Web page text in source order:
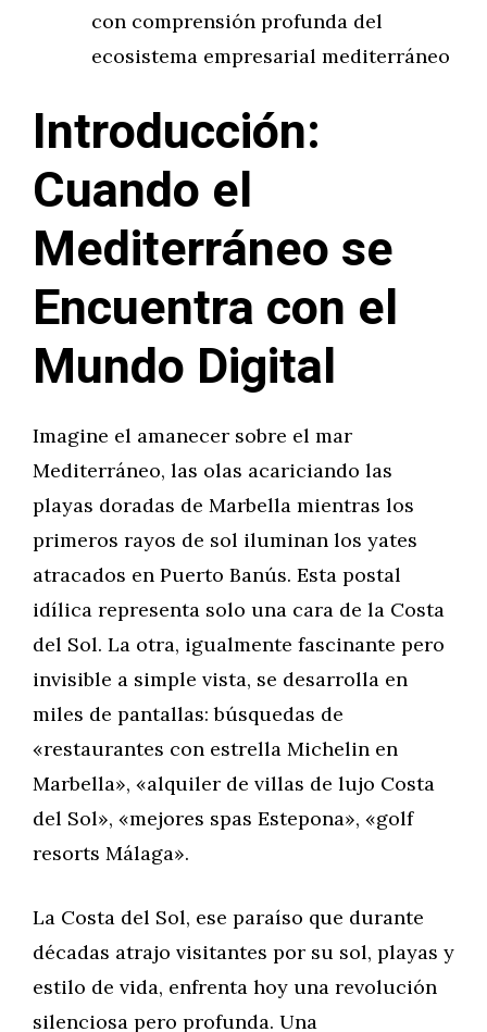
con comprensión profunda del
ecosistema empresarial mediterráneo
Introducción:
Cuando el
Mediterráneo se
Encuentra con el
Mundo Digital
Imagine el amanecer sobre el mar
Mediterráneo, las olas acariciando las
playas doradas de Marbella mientras los
primeros rayos de sol iluminan los yates
atracados en Puerto Banús. Esta postal
idílica representa solo una cara de la Costa
del Sol. La otra, igualmente fascinante pero
invisible a simple vista, se desarrolla en
miles de pantallas: búsquedas de
«restaurantes con estrella Michelin en
Marbella», «alquiler de villas de lujo Costa
del Sol», «mejores spas Estepona», «golf
resorts Málaga».
La Costa del Sol, ese paraíso que durante
décadas atrajo visitantes por su sol, playas y
estilo de vida, enfrenta hoy una revolución
silenciosa pero profunda. Una